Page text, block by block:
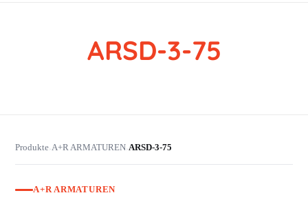
CYP Trading
ARSD-3-75
Produkte›A+R ARMATUREN›ARSD-3-75
A+R ARMATUREN